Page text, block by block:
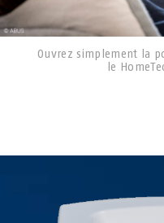
Ouvrez simplement la
le